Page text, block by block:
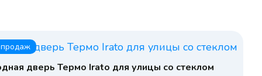
дверь Термо Irato для улицы со стеклом